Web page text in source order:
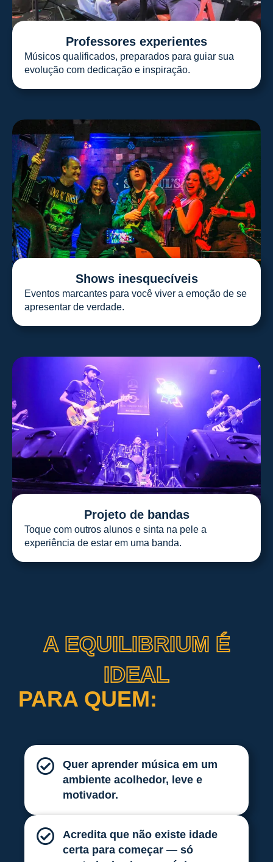
Professores experientes
Músicos qualificados, preparados para guiar sua
evolução com dedicação e inspiração.
Shows inesquecíveis
Eventos marcantes para você viver a emoção de se
apresentar de verdade.
Projeto de bandas
Toque com outros alunos e sinta na pele a
experiência de estar em uma banda.
A EQUILIBRIUM É
IDEAL
PARA QUEM:
Quer aprender música em um
ambiente acolhedor, leve e
motivador.
Acredita que não existe idade
certa para começar — só